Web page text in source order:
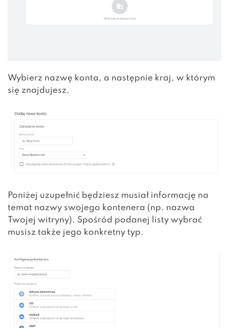
Wybierz nazwę konta, a następnie kraj, w którym
się znajdujesz.
Poniżej uzupełnić będziesz musiał informację na
temat nazwy swojego kontenera (np. nazwa
Twojej witryny). Spośród podanej listy wybrać
musisz także jego konkretny typ.